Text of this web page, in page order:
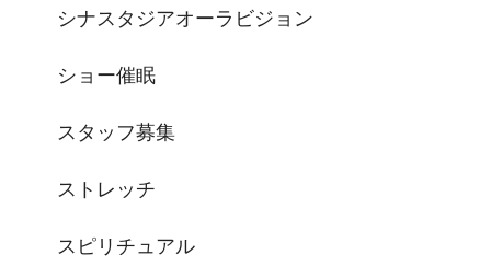
シナスタジアオーラビジョン
ショー催眠
スタッフ募集
ストレッチ
スピリチュアル